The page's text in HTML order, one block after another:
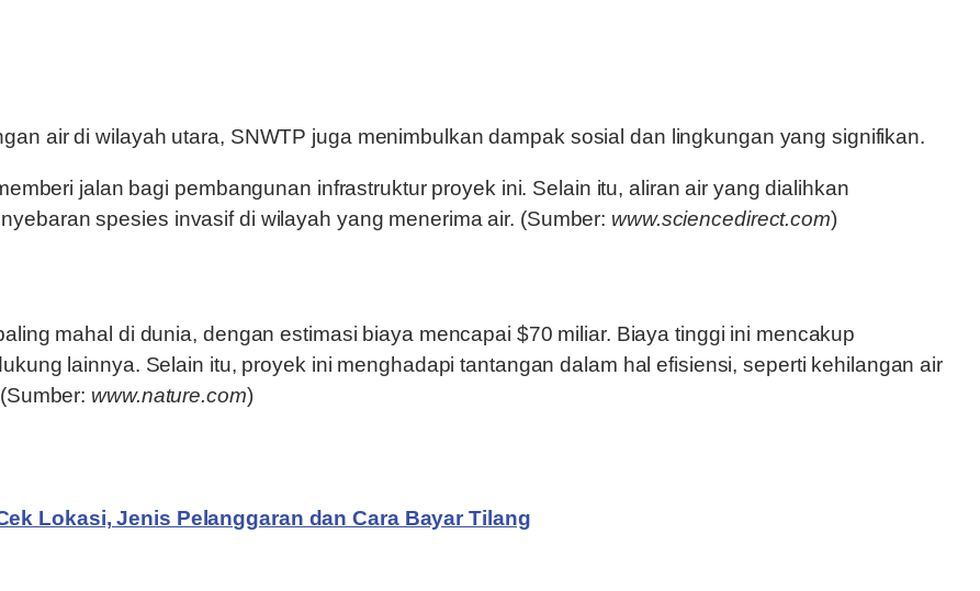
air di wilayah utara, SNWTP juga menimbulkan dampak sosial dan lingkungan yang signifikan.
jalan bagi pembangunan infrastruktur proyek ini. Selain itu, aliran air yang dialihkan
spesies invasif di wilayah yang menerima air. (Sumber: www.sciencedirect.com)
mahal di dunia, dengan estimasi biaya mencapai $70 miliar. Biaya tinggi ini mencakup
lainnya. Selain itu, proyek ini menghadapi tantangan dalam hal efisiensi, seperti kehilangan air
www.nature.com)
Lokasi, Jenis Pelanggaran dan Cara Bayar Tilang